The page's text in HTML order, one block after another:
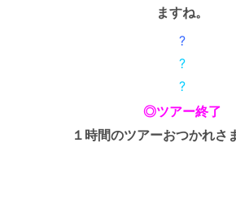
ますね。
?
?
?
◎ツアー終了
１時間のツアーおつかれさ